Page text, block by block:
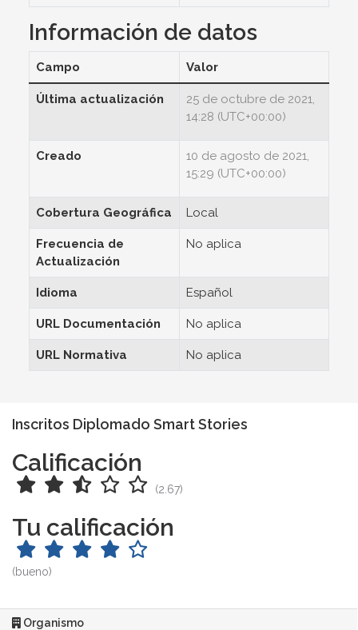
Inscritos Diplomado Smart Stories
Calificación
(2.67)
Tu calificación
(bueno)
Organismo
Información de datos
Campo Valor
Última actualización
25 de octubre de 2021,
14:28 (UTC+00:00)
Creado
10 de agosto de 2021,
15:29 (UTC+00:00)
Cobertura Geográfica Local
Frecuencia de
Actualización
No aplica
Idioma Español
URL Documentación No aplica
URL Normativa No aplica